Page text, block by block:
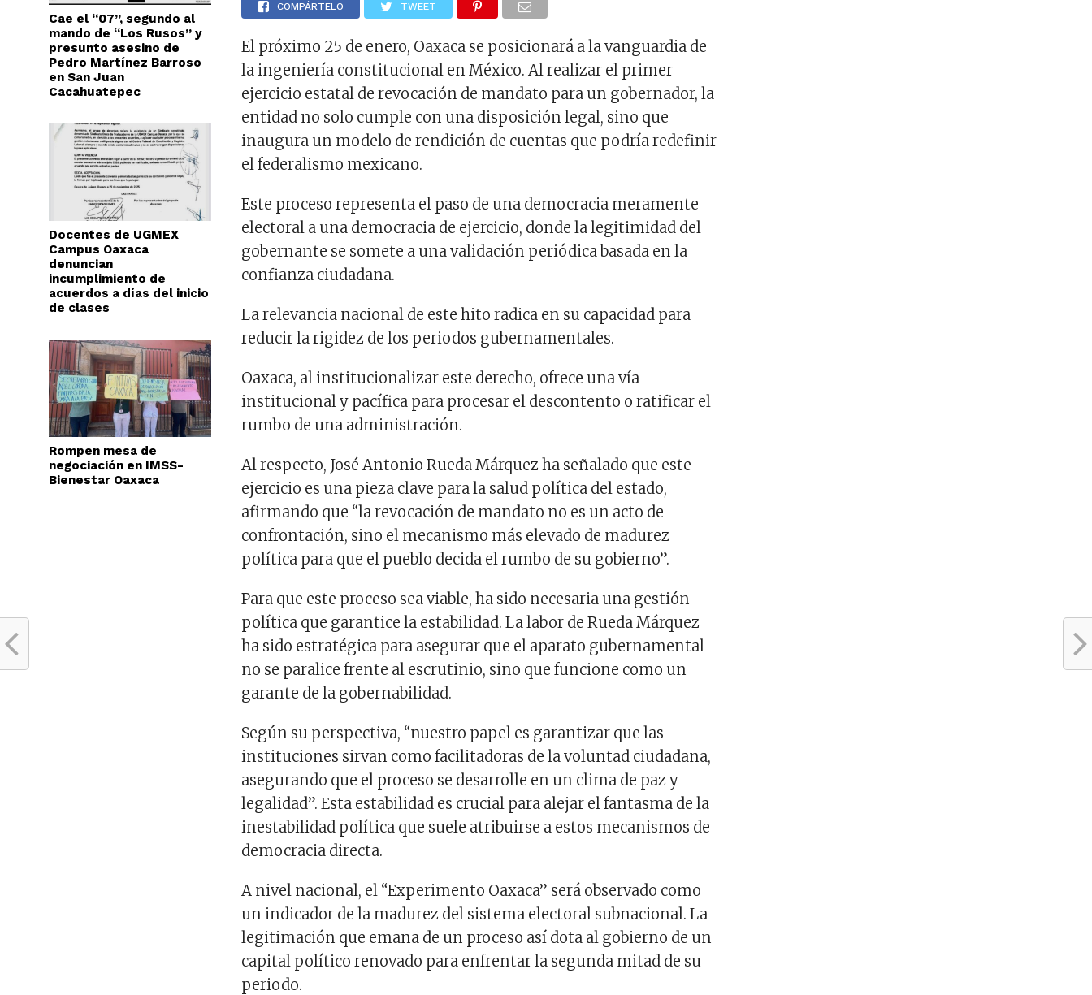
Cae el “07”, segundo al
mando de “Los Rusos” y
presunto asesino de
Pedro Martínez Barroso
en San Juan
Cacahuatepec
Docentes de UGMEX
Campus Oaxaca
denuncian
incumplimiento de
acuerdos a días del inicio
de clases
Rompen mesa de
negociación en IMSS-
Bienestar Oaxaca
COMPÁRTELO TWEET
El próximo 25 de enero, Oaxaca se posicionará a la vanguardia de
la ingeniería constitucional en México. Al realizar el primer
ejercicio estatal de revocación de mandato para un gobernador, la
entidad no solo cumple con una disposición legal, sino que
inaugura un modelo de rendición de cuentas que podría redefinir
el federalismo mexicano.
Este proceso representa el paso de una democracia meramente
electoral a una democracia de ejercicio, donde la legitimidad del
gobernante se somete a una validación periódica basada en la
confianza ciudadana.
La relevancia nacional de este hito radica en su capacidad para
reducir la rigidez de los periodos gubernamentales.
Oaxaca, al institucionalizar este derecho, ofrece una vía
institucional y pacífica para procesar el descontento o ratificar el
rumbo de una administración.
Al respecto, José Antonio Rueda Márquez ha señalado que este
ejercicio es una pieza clave para la salud política del estado,
afirmando que “la revocación de mandato no es un acto de
confrontación, sino el mecanismo más elevado de madurez
política para que el pueblo decida el rumbo de su gobierno”.
Para que este proceso sea viable, ha sido necesaria una gestión
política que garantice la estabilidad. La labor de Rueda Márquez
ha sido estratégica para asegurar que el aparato gubernamental
no se paralice frente al escrutinio, sino que funcione como un
garante de la gobernabilidad.
Según su perspectiva, “nuestro papel es garantizar que las
instituciones sirvan como facilitadoras de la voluntad ciudadana,
asegurando que el proceso se desarrolle en un clima de paz y
legalidad”. Esta estabilidad es crucial para alejar el fantasma de la
inestabilidad política que suele atribuirse a estos mecanismos de
democracia directa.
A nivel nacional, el “Experimento Oaxaca” será observado como
un indicador de la madurez del sistema electoral subnacional. La
legitimación que emana de un proceso así dota al gobierno de un
capital político renovado para enfrentar la segunda mitad de su
periodo.